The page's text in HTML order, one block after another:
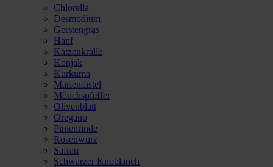
Chlorella
Desmodium
Gerstengras
Hanf
Katzenkralle
Konjak
Kurkuma
Mariendistel
Mönchspfeffer
Olivenblatt
Oregano
Pinienrinde
Rosenwurz
Safran
Schwarzer Knoblauch